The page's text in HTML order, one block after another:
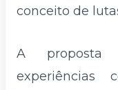
conceito de
A proposta
experiências